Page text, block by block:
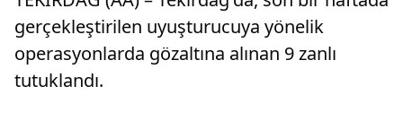
gerçekleştirilen uyuşturucuya yönelik
operasyonlarda gözaltına alınan 9 zanlı
tutuklandı.